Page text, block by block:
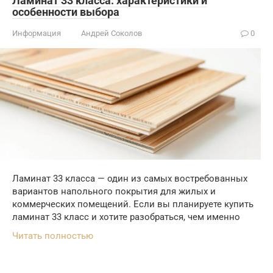
особенности выбора
Информация Андрей Соколов 0
Ламинат 33 класса — один из самых востребованных
вариантов напольного покрытия для жилых и
коммерческих помещений. Если вы планируете купить
ламинат 33 класс и хотите разобраться, чем именно
Читать полностью